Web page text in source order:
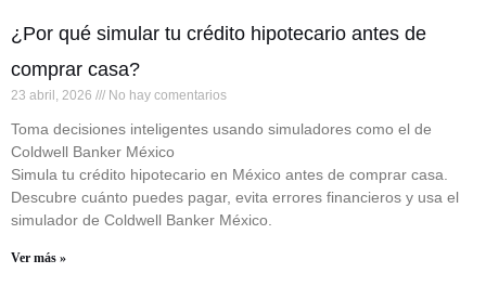
¿Por qué simular tu crédito hipotecario antes de
comprar casa?
23 abril, 2026 No hay comentarios
Toma decisiones inteligentes usando simuladores como el de
Coldwell Banker México
Simula tu crédito hipotecario en México antes de comprar casa.
Descubre cuánto puedes pagar, evita errores financieros y usa el
simulador de Coldwell Banker México.
Ver más »